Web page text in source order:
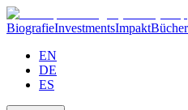
BiografieInvestmentsImpaktBücher
EN
DE
ES